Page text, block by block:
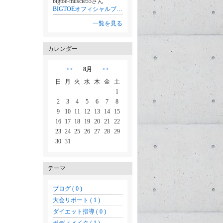
BIGTOEオフィシャルブログ「筋トレが救った癌との命がけの戦い」Powered by Ameba
一覧を見る
カレンダー
<< 8月
>>
日
月 火 水 木 金 土
1
2
3 4 5 6 7
8
9
10 11 12 13 14
15
16
17 18 19 20 21
22
23 24 25 26 27 28 29
30 31
テーマ
ブログ ( 0 )
大会リポート ( 1 )
ダイエット指導 ( 0 )